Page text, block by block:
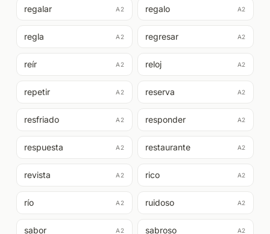
regalar A2 regalo A2
regla A2 regresar A2
reír A2 reloj A2
repetir A2 reserva A2
resfriado A2 responder A2
respuesta A2 restaurante A2
revista A2 rico A2
río A2 ruidoso A2
sabor A2 sabroso A2